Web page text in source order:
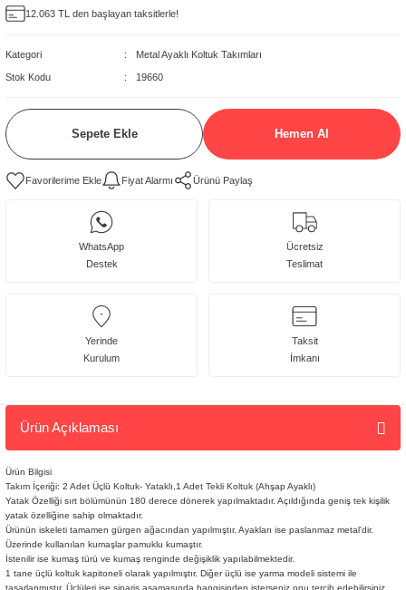
Modelleri
12.063 TL den başlayan taksitlerle!
Kategori Metal Ayaklı Koltuk Takımları
Stok Kodu 19660
Sepete Ekle Hemen Al
Fiyat Alarmı Ürünü Paylaş
WhatsApp
Destek
Ücretsiz
Teslimat
Yerinde
Kurulum
Taksit
İmkanı
Ürün Açıklaması
Ürün Bilgisi
Takım İçeriği: 2 Adet Üçlü Koltuk- Yataklı,1 Adet Tekli Koltuk (Ahşap Ayaklı)
Yatak Özelliği sırt bölümünün 180 derece dönerek yapılmaktadır. Açıldığında geniş tek kişilik
yatak özelliğine sahip olmaktadır.
Ürünün iskeleti tamamen gürgen ağacından yapılmıştır. Ayakları ise paslanmaz metal'dir.
Üzerinde kullanılan kumaşlar pamuklu kumaştır.
İstenilir ise kumaş türü ve kumaş renginde değişiklik yapılabilmektedir.
1 tane üçlü koltuk kapitoneli olarak yapılmıştır. Diğer üçlü ise yarma modeli sistemi ile
tasarlanmıştır. Üçlüleri ise sipariş aşamasında hangisinden isterseniz onu tercih edebilirsiniz.